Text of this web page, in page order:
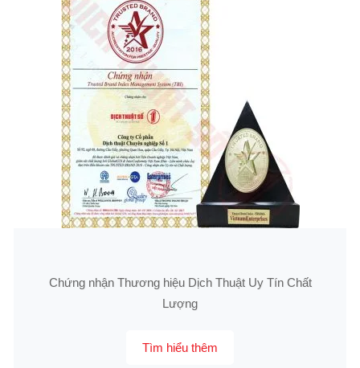
Chứng nhận Thương hiệu Dịch Thuật Uy Tín Chất
Lượng
Tìm hiểu thêm